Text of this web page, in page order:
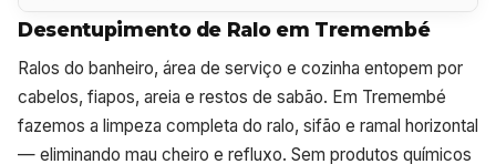
Desentupimento de Ralo em Tremembé
Ralos do banheiro, área de serviço e cozinha entopem por
cabelos, fiapos, areia e restos de sabão. Em Tremembé
fazemos a limpeza completa do ralo, sifão e ramal horizontal
— eliminando mau cheiro e refluxo. Sem produtos químicos